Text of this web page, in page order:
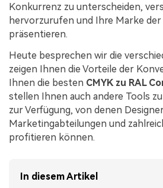
Konkurrenz zu unterscheiden,
hervorzurufen und Ihre Marke der
präsentieren.
Heute besprechen wir die
zeigen Ihnen die Vorteile der
Ihnen die besten CMYK zu RAL
stellen Ihnen auch andere Tools
zur Verfügung, von denen
Marketingabteilungen und
profitieren können.
In diesem Artikel